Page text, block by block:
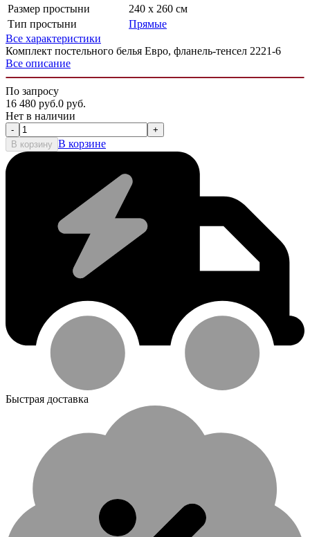
Размер простыни
240 х 260 см
Тип простыни
Прямые
Все характеристики
Комплект постельного белья Евро, фланель-тенсел 2221-6
Все описание
По запросу
16 480 руб.0 руб.
Нет в наличии
-
+
В корзину В корзине
Быстрая доставка